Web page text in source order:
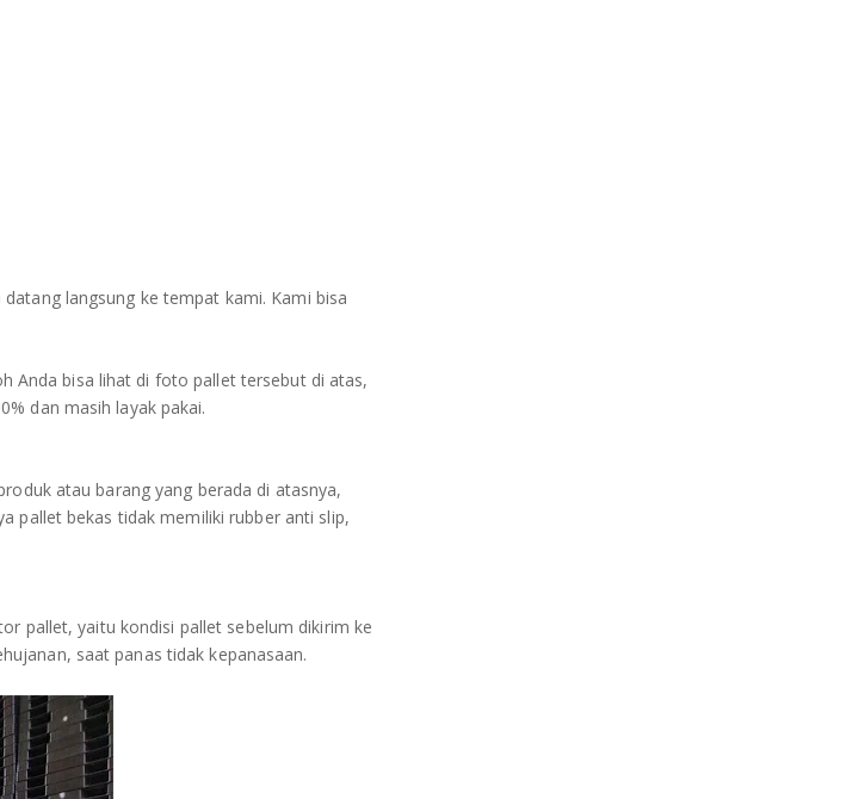
langsung ke tempat kami. Kami bisa
Anda bisa lihat di foto pallet tersebut di atas,
dan masih layak pakai.
atau barang yang berada di atasnya,
pallet bekas tidak memiliki rubber anti slip,
pallet, yaitu kondisi pallet sebelum dikirim ke
saat panas tidak kepanasaan.